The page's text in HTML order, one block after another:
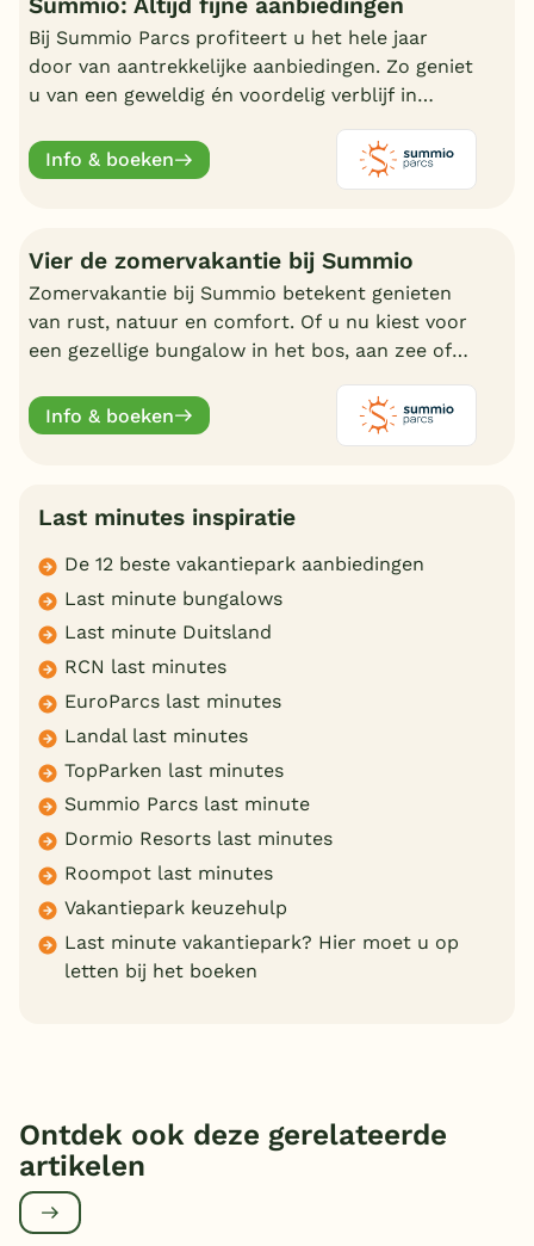
Summio: Altijd fijne aanbiedingen
Bij Summio Parcs profiteert u het hele jaar
door van aantrekkelijke aanbiedingen. Zo geniet
u van een geweldig én voordelig verblijf in
Info & boeken
Vier de zomervakantie bij Summio
Zomervakantie bij Summio betekent genieten
van rust, natuur en comfort. Of u nu kiest voor
een gezellige bungalow in het bos, aan zee of
uw past.
Info & boeken
Last minutes inspiratie
De 12 beste vakantiepark aanbiedingen
Last minute bungalows
Last minute Duitsland
RCN last minutes
EuroParcs last minutes
Landal last minutes
TopParken last minutes
Summio Parcs last minute
Dormio Resorts last minutes
Roompot last minutes
Vakantiepark keuzehulp
Last minute vakantiepark? Hier moet u op
letten bij het boeken
Ontdek ook deze gerelateerde
artikelen